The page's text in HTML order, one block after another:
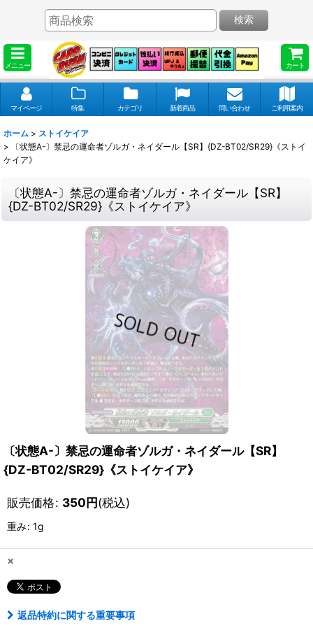
メニュー カート
検索
マイページ 特集 カテゴリ 新着商品 問い合わせ ご利用案内
ホーム > ストイケイア
>
〔状態A-〕禁忌の運命者ゾルガ・ネイダール【SR】{DZ-BT02/SR29}《ストイ
ケイア》
〔状態A-〕禁忌の運命者ゾルガ・ネイダール【SR】
{DZ-BT02/SR29}《ストイケイア》
〔状態A-〕禁忌の運命者ゾルガ・ネイダール【SR】
{DZ-BT02/SR29}《ストイケイア》
販売価格: 350円(税込)
重み: 1g
×
返品特約に関する重要事項